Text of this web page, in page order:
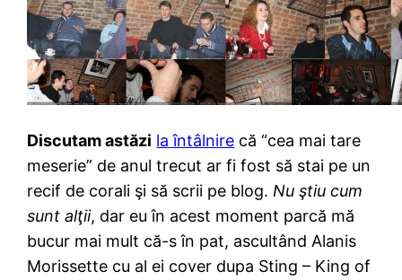
Discutam astăzi la întâlnire că “cea mai tare
meserie” de anul trecut ar fi fost să stai pe un
recif de corali şi să scrii pe blog. Nu ştiu cum
sunt alţii, dar eu în acest moment parcă mă
bucur mai mult că-s în pat, ascultând Alanis
Morissette cu al ei cover dupa Sting – King of